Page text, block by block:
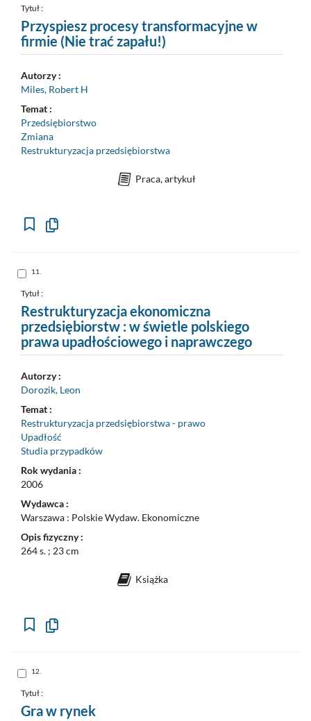
nr
10
Tytuł :
Przyspiesz procesy transformacyjne w
firmie (Nie trać zapału!)
Autorzy :
Miles, Robert H
Temat :
Przedsiębiorstwo
Zmiana
Restrukturyzacja przedsiębiorstwa
Praca, artykuł
Kopiuj
Skocz
do
nr
11
11.
Tytuł :
Restrukturyzacja ekonomiczna
przedsiębiorstw : w świetle polskiego
prawa upadłościowego i naprawczego
Autorzy :
Dorozik, Leon
Temat :
Restrukturyzacja przedsiębiorstwa - prawo
Upadłość
Studia przypadków
Rok wydania :
2006
Wydawca :
Warszawa : Polskie Wydaw. Ekonomiczne
Opis fizyczny :
264 s. ; 23 cm
Książka
Kopiuj
Skocz
do
nr
12
12.
Tytuł :
Gra w rynek